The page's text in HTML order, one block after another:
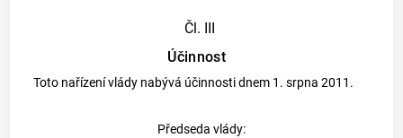
Čl. III
Účinnost
Toto nařízení vlády nabývá účinnosti dnem 1. srpna 2011.
Předseda vlády: